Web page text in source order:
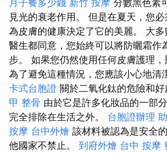
月子餐多少錢 新竹 按摩 分數黑色素
見光的衰老作用。 但是在夏天，您
為皮膚的健康決定了它的美麗。 大
醫生都同意，您始終可以將防曬霜作
步。 如果您仍然使用任何皮膚護理，
為了避免這種情況，您應該小心地清
卡式台胞證 關於二氧化鈦的危險和好
甲 整骨 由於它是許多化妝品的一部
完全排除在生活之外。 台胞證辦理
按摩 台中外燴 該材料被認為是安全
他國家不禁止。 到府外燴 台中 按摩